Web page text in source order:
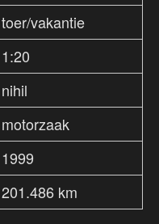
toer/vakantie
1:20
nihil
motorzaak
1999
201.486 km